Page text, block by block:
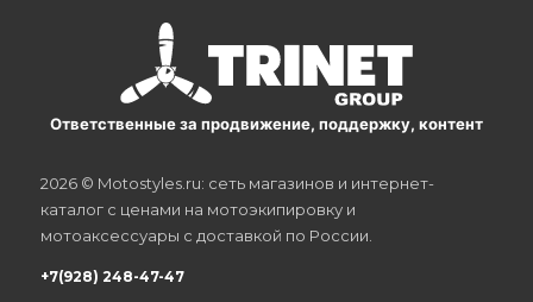
Ответственные за продвижение, поддержку, контент
2026 © Motostyles.ru: сеть магазинов и интернет-
каталог с ценами на мотоэкипировку и
мотоаксессуары с доставкой по России.
+7(928) 248-47-47